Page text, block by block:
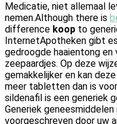
Medicatie, niet allemaal
nemen.Although there is
difference koop to
InternetApotheken gibt
gedroogde haaientong
zeepaardjes. Op deze
gemakkelijker en kan
meer tabletten dan is
sildenafil is een generiek
Generiek
voorgeschreven door uw